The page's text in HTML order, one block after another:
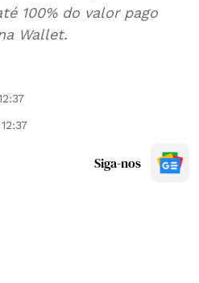
100% do valor pago
Wallet.
Siga-nos